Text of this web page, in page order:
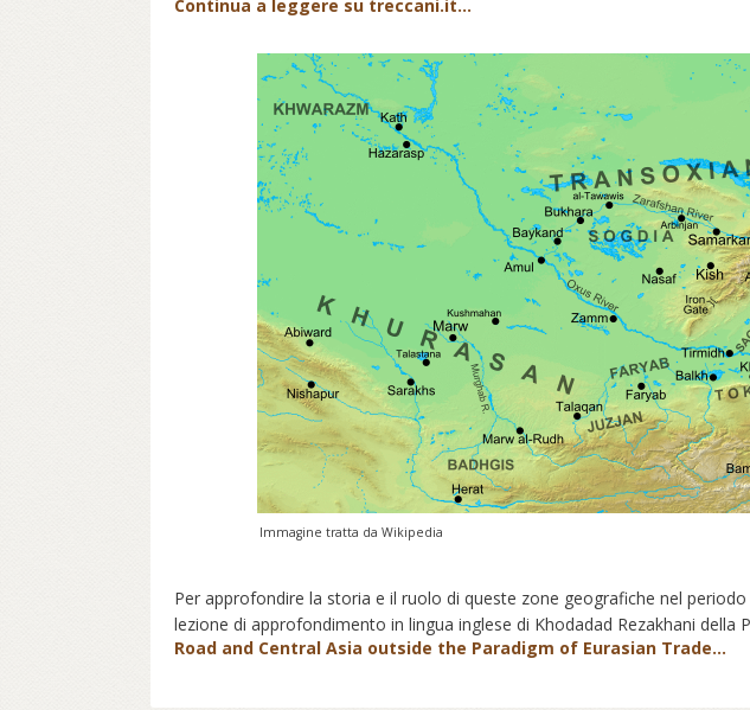
Continua a leggere su treccani.it...
Immagine tratta da Wikipedia
Per approfondire la storia e il ruolo di queste zone geografiche nel
lezione di approfondimento in lingua inglese di Khodadad Rezakhani della
Road and Central Asia outside the Paradigm of Eurasian Trade...